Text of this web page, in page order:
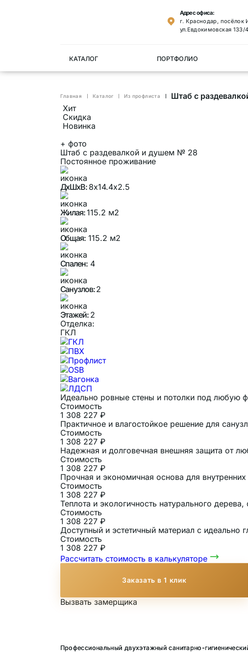
Адрес офиса:
г. Краснодар, посёлок
ул.Евдокимовская 133/4
КАТАЛОГ ПОРТФОЛИО
Главная Каталог Из профлиста
Штаб с
Хит
Скидка
Новинка
+ фото
Штаб с раздевалкой и душем № 28
Постоянное проживание
ДхШхВ: 8х14.4х2.5
Жилая:115.2 м2
Общая:115.2 м2
Спален:4
Санузлов:2
Этажей: 2
Отделка:
ГКЛ
ГКЛ
ПВХ
Профлист
OSB
Вагонка
ЛДСП
Идеально ровные стены и потолки под любую
Стоимость
1 308 227 ₽
Практичное и влагостойкое решение для
Стоимость
1 308 227 ₽
Надежная и долговечная внешняя защита от
Стоимость
1 308 227 ₽
Прочная и экономичная основа для
Стоимость
1 308 227 ₽
Теплота и экологичность натурального
Стоимость
1 308 227 ₽
Доступный и эстетичный материал с
Стоимость
1 308 227 ₽
Рассчитать стоимость в калькуляторе
Заказать в 1 клик
Вызвать замерщика
Профессиональный двухэтажный санитарно-